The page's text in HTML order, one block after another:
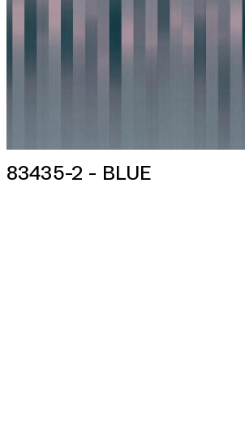
83435-2 - BLUE